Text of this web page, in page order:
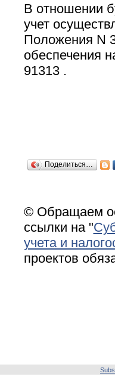
В отношении
учет
Положения N
обеспечения
91313 .
Поделиться…
© Обращаем
ссылки на "
учета и
проектов